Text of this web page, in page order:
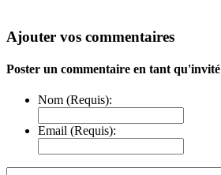
Ajouter vos commentaires
Poster un commentaire en tant qu'invité
Nom (Requis):
Email (Requis):